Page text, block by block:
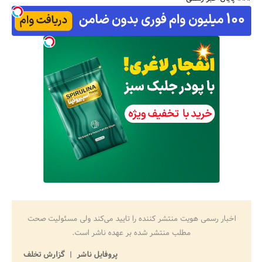
اخبار رسمی هویت منتشر کننده را تایید می‌کند ولی مسئولیت صحت
مطلب منتشر شده بر عهده ناشر است.
پروفایل ناشر
گزارش تخلف